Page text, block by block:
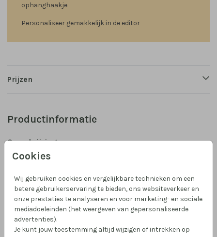
Cookies
Wij gebruiken cookies en vergelijkbare technieken om een
betere gebruikerservaring te bieden, ons websiteverkeer en
onze prestaties te analyseren en voor marketing- en sociale
mediadoeleinden (het weergeven van gepersonaliseerde
advertenties).
Je kunt jouw toestemming altijd wijzigen of intrekken op
ophanghaakje
Personaliseer gemakkelijk in de editor
Prijzen
Productinformatie
Omschrijving
Wauw, hoe leuk is deze geboortetegel met daarop de
geven als kraamcadeau en om te krijgen. Of geef jezelf
een cadeautje met de naam van jouw kindje erop!
Collectie
tegeltje geboorte